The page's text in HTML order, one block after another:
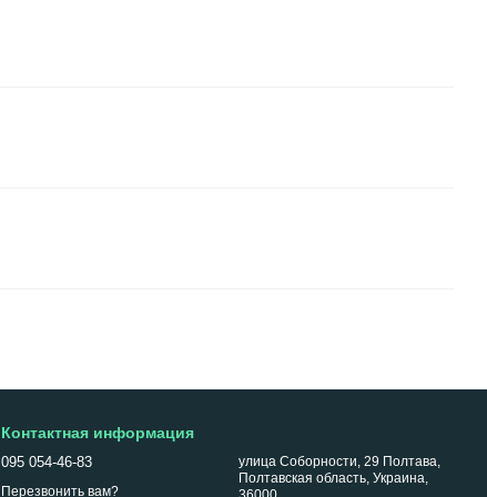
Контактная информация
095 054-46-83
Перезвонить вам?
улица Соборности, 29 Полтава,
Полтавская область, Украина,